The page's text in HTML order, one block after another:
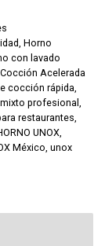
, Horno
con lavado
Acelerada
cocción rápida,
profesional ,
restaurantes,
UNOX,
México, unox